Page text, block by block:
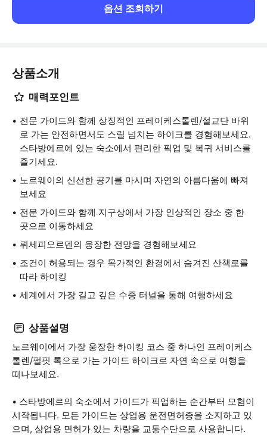
옵션 조회하기
상품소개
매력포인트
전문 가이드와 함께 상징적인 프레이케스톨렌/설교단 바위
로 가는 안전하면서도 스릴 넘치는 하이크를 경험해보세요.
스타방에르에 있는 숙소에서 편리한 픽업 및 복귀 서비스를
즐기세요.
노르웨이의 신선한 공기를 마시며 자연의 아름다움에 빠져
보세요
전문 가이드와 함께 지구상에서 가장 인상적인 장소 중 한
곳으로 이동하세요
뤼세피오르덴의 웅장한 전망을 경험해보세요
조건이 허용되는 경우 목가적인 환경에서 숨겨진 산책로를
따라 하이킹
세계에서 가장 길고 깊은 수중 터널을 통해 여행하세요
상품설명
노르웨이에서 가장 웅장한 하이킹 코스 중 하나인 프레이케스
톨렌/펄핏 록으로 가는 가이드 하이크로 자연 속으로 여행을
떠나보세요.
• 스타방에르의 숙소에서 가이드가 픽업하는 순간부터 모험이
시작됩니다. 모든 가이드는 상업용 운전면허증을 소지하고 있
으며, 상업용 면허가 있는 차량을 교통수단으로 사용합니다.